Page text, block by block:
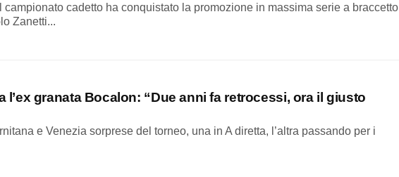
campionato cadetto ha conquistato la promozione in massima serie a braccetto
Zanetti...
l’ex granata Bocalon: “Due anni fa retrocessi, ora il giusto
e Venezia sorprese del torneo, una in A diretta, l’altra passando per i